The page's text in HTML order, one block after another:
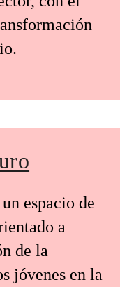
espacio de
a
de la
jóvenes en la